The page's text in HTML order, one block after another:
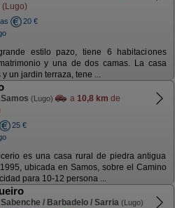
(Lugo)
20 €
estilo pazo, tiene 6 habitaciones
y una de dos camas. La casa
un jardin terraza, tene ...
Samos (Lugo) a 10,8 km de
25 €
es una casa rural de piedra antigua
ubicada en Samos, sobre el Camino
para 10-12 persona ...
Sabenche / Barbadelo / Sarria (Lugo)